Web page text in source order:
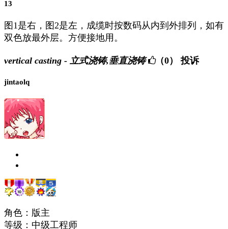
13
图1是右，图2是左，成缆时按数码从内到外排列，如有
双色放最外层。方便接地用。
vertical casting - 立式浇铸,垂直浇铸 （0） 投诉
jintaolq
角色：版主
等级：中级工程师